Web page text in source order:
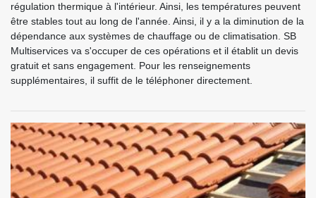
régulation thermique à l'intérieur. Ainsi, les températures peuvent
être stables tout au long de l'année. Ainsi, il y a la diminution de la
dépendance aux systèmes de chauffage ou de climatisation. SB
Multiservices va s'occuper de ces opérations et il établit un devis
gratuit et sans engagement. Pour les renseignements
supplémentaires, il suffit de le téléphoner directement.